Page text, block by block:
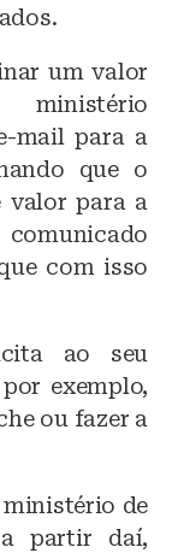
um valor
mail para a
que o
valor para a
com isso
ao seu
exemplo,
ou fazer a
de
a partir daí,